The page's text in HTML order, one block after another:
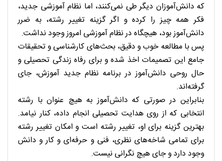
که دانش‌آموزان دیگر طی نمی‌کنند، اما نظام آموزشی جدید،
فکر همه چیز را کرده و اگر گزینه تغییر رشته، به ضرر
دانش‌آموز بود، هیچگاه در نظام آموزشی امروز وجود نداشت.
پس با مطالعه خوب و دقیق، بحث‌های کارشناسی و تحقیقات
جامع این تصمیمات اخذ شده و برای رفاه زندگی تحصیلی و
حال روحی دانش‌آموز در برنامه نظام جدید آموزش، جای
گرفته‌اند.
بنابراین در صورتی که دانش‌آموز به هیچ عنوان با رشته
انتخابی که از روی هدایت تحصیلی انجام داده، کنار نیامد.
بهترین گزینه برای او، تغییر رشته است و امکان تغییر رشته
برای تمامی شاخه‌های نظری، فنی و حرفه‌ای و کار و دانش
وجود دارد و جای هیچ نگرانی نیست.